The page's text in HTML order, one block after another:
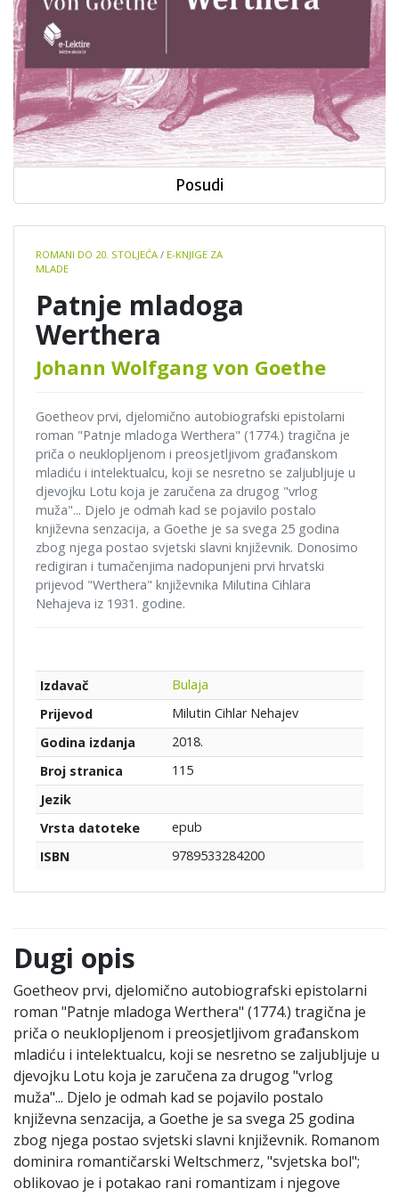
details
ROMANI DO 20. STOLJEĆA / E-KNJIGE ZA
MLADE
Patnje mladoga
Werthera
Johann Wolfgang von Goethe
Goetheov prvi, djelomično autobiografski epistolarni
roman "Patnje mladoga Werthera" (1774.) tragična je
priča o neuklopljenom i preosjetljivom građanskom
mladiću i intelektualcu, koji se nesretno se zaljubljuje u
djevojku Lotu koja je zaručena za drugog "vrlog
muža"... Djelo je odmah kad se pojavilo postalo
književna senzacija, a Goethe je sa svega 25 godina
zbog njega postao svjetski slavni književnik. Donosimo
redigiran i tumačenjima nadopunjeni prvi hrvatski
prijevod "Werthera" književnika Milutina Cihlara
Nehajeva iz 1931. godine.
Izdavač
Bulaja
Prijevod
Milutin Cihlar Nehajev
Godina izdanja
2018.
Broj stranica
115
Jezik
Vrsta datoteke
epub
ISBN
9789533284200
Posudi
Dugi opis
Goetheov prvi, djelomično autobiografski epistolarni
roman "Patnje mladoga Werthera" (1774.) tragična je
priča o neuklopljenom i preosjetljivom građanskom
mladiću i intelektualcu, koji se nesretno se zaljubljuje u
djevojku Lotu koja je zaručena za drugog "vrlog
muža"... Djelo je odmah kad se pojavilo postalo
književna senzacija, a Goethe je sa svega 25 godina
zbog njega postao svjetski slavni književnik. Romanom
dominira romantičarski Weltschmerz, "svjetska bol";
oblikovao je i potakao rani romantizam i njegove